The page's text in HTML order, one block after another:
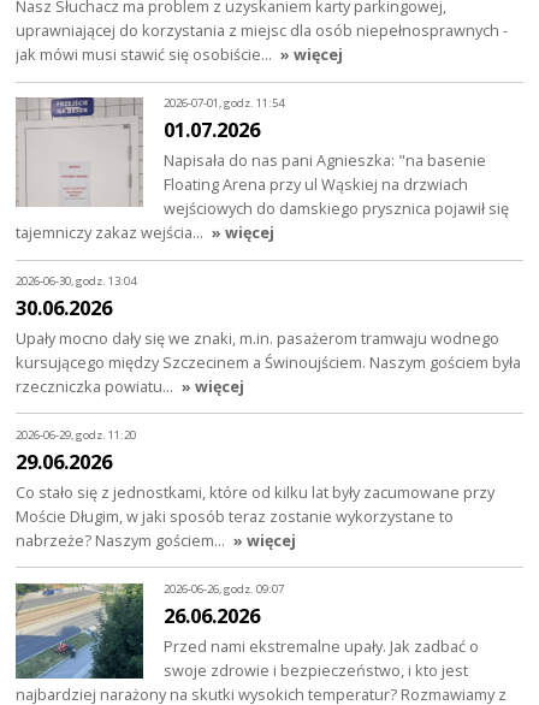
Nasz Słuchacz ma problem z uzyskaniem karty parkingowej,
uprawniającej do korzystania z miejsc dla osób niepełnosprawnych -
jak mówi musi stawić się osobiście… » więcej
2026-07-01, godz. 11:54
01.07.2026
Napisała do nas pani Agnieszka: "na basenie
Floating Arena przy ul Wąskiej na drzwiach
wejściowych do damskiego prysznica pojawił się
tajemniczy zakaz wejścia… » więcej
2026-06-30, godz. 13:04
30.06.2026
Upały mocno dały się we znaki, m.in. pasażerom tramwaju wodnego
kursującego między Szczecinem a Świnoujściem. Naszym gościem była
rzeczniczka powiatu… » więcej
2026-06-29, godz. 11:20
29.06.2026
Co stało się z jednostkami, które od kilku lat były zacumowane przy
Moście Długim, w jaki sposób teraz zostanie wykorzystane to
nabrzeże? Naszym gościem… » więcej
2026-06-26, godz. 09:07
26.06.2026
Przed nami ekstremalne upały. Jak zadbać o
swoje zdrowie i bezpieczeństwo, i kto jest
najbardziej narażony na skutki wysokich temperatur? Rozmawiamy z